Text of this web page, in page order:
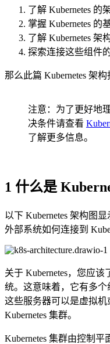
了解 Kubernetes 的
掌握 Kubernetes 的
了解 Kubernetes 架
探索连接这些组件
那么此篇 Kubernetes 架
注意：为了更好地
决条件请查看
了解更多信息。
1 什么是
以下 Kubernetes 架构图
外部系统如何连接到
关于 Kubernetes，您应
统。这意味着，它有多个
这些服务器可以是虚拟
Kubernetes 集群。
Kubernetes 集群由控制平